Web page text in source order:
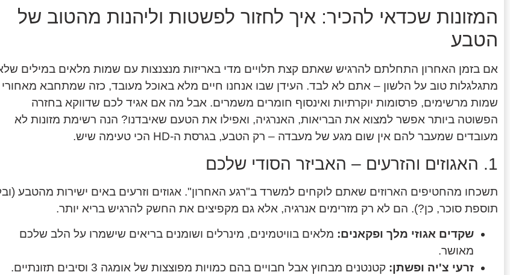
המזונות שכדאי להכיר: איך לחזור לפשטות וליהנות מהטוב של
הטבע
אם בזמן האחרון התחלתם להרגיש שאתם קצת תלויים מדי באריזות מנצנצות עם שמות מלאים במילים
מתגלגלות טוב על הלשון – אתם לא לבד. העידן שבו אנחנו חיים מלא באוכל מעובד, כזה שמתחבא מאחורי
שמות מרשימים, פרסומות יוקרתיות ואינסוף חומרים משמרים. אבל מה אם אגיד לכם שדווקא בחזרה
הפשוטה ביותר אפשר למצוא את הבריאות, האנרגיה, ואפילו את הטעם שאיבדנו? הנה רשימת מזונות לא
מעובדים שמעבר להם אין שום מגע של מעבדה – רק הטבע, בגרסת ה-HD הכי טעימה שיש.
1. האגוזים והזרעים – האביזר הסודי שלכם
תשכחו מהחטיפים הארוזים שאתם לוקחים למשרד ב"רגע האחרון". אגוזים וזרעים באים ישירות מהטבע
תוספת סוכר, כן?). הם לא רק מזרימים אנרגיה, אלא גם מקפיצים את החשק להרגיש בריא יותר.
שקדים אגוזי מלך ופקאנים: מלאים בוויטמינים, מינרלים ושומנים בריאים שישמרו על הלב שלכם
מאושר.
זרעי צ'יה ופשתן:
קטנטנים מבחוץ אבל חבויים בהם כמויות מפוצצות של אומגה 3 וסיבים תזונתיים.